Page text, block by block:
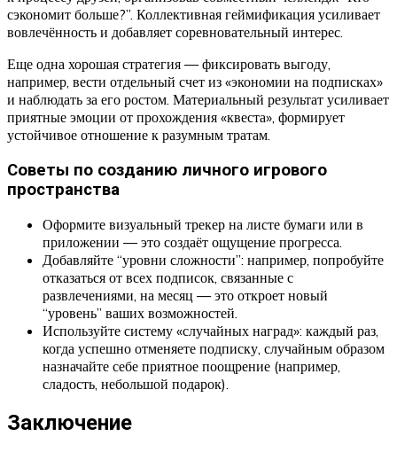
сэкономит больше?”. Коллективная геймификация усиливает
вовлечённость и добавляет соревновательный интерес.
Еще одна хорошая стратегия — фиксировать выгоду,
например, вести отдельный счет из «экономии на подписках»
и наблюдать за его ростом. Материальный результат усиливает
приятные эмоции от прохождения «квеста», формирует
устойчивое отношение к разумным тратам.
Советы по созданию личного игрового
пространства
Оформите визуальный трекер на листе бумаги или в
приложении — это создаёт ощущение прогресса.
Добавляйте “уровни сложности”: например, попробуйте
отказаться от всех подписок, связанные с
развлечениями, на месяц — это откроет новый
“уровень” ваших возможностей.
Используйте систему «случайных наград»: каждый раз,
когда успешно отменяете подписку, случайным образом
назначайте себе приятное поощрение (например,
сладость, небольшой подарок).
Заключение